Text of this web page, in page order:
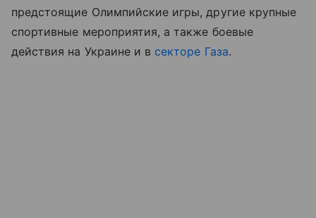
предстоящие Олимпийские игры, другие крупные
спортивные мероприятия, а также боевые
действия на Украине и в секторе Газа.